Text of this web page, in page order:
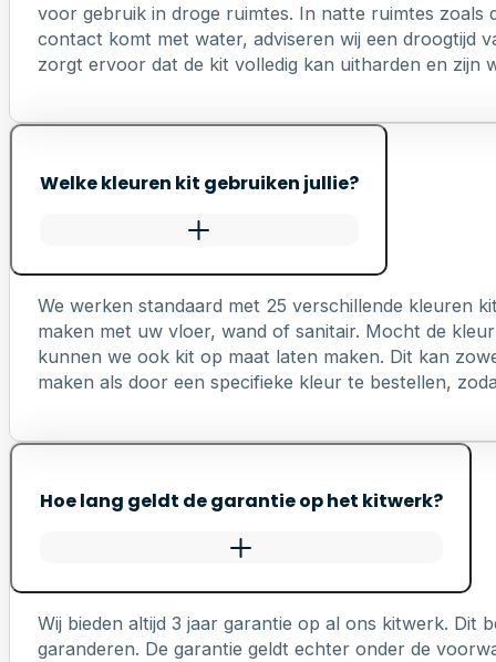
voor gebruik in droge ruimtes. In natte ruimtes zoals
contact komt met water, adviseren wij een droogtijd
zorgt ervoor dat de kit volledig kan uitharden en zijn
Welke kleuren kit gebruiken jullie?
We werken standaard met 25 verschillende kleuren
maken met uw vloer, wand of sanitair. Mocht de
kunnen we ook kit op maat laten maken. Dit kan
maken als door een specifieke kleur te bestellen,
Hoe lang geldt de garantie op het kitwerk?
Wij bieden altijd 3 jaar garantie op al ons kitwerk. Dit
garanderen. De garantie geldt echter onder de